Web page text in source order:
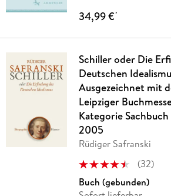
34,99 €*
Schiller oder Die
Deutschen
Ausgezeichnet mit
Leipziger
Kategorie
2005
Rüdiger Safranski
(32)
Buch (gebunden)